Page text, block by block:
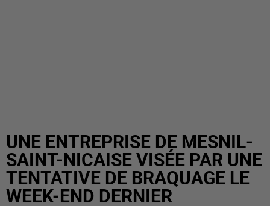
UNE ENTREPRISE DE MESNIL-
SAINT-NICAISE VISÉE PAR UNE
TENTATIVE DE BRAQUAGE LE
WEEK-END DERNIER